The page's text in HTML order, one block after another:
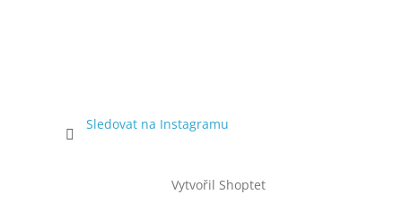
Sledovat na Instagramu
Vytvořil Shoptet